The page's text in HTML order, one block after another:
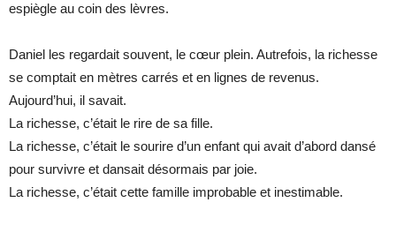
espiègle au coin des lèvres.
Daniel les regardait souvent, le cœur plein. Autrefois, la richesse
se comptait en mètres carrés et en lignes de revenus.
Aujourd’hui, il savait.
La richesse, c’était le rire de sa fille.
La richesse, c’était le sourire d’un enfant qui avait d’abord dansé
pour survivre et dansait désormais par joie.
La richesse, c’était cette famille improbable et inestimable.